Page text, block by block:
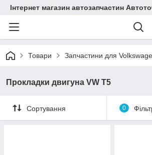
Інтернет магазин автозапчастин
Товари Запчастини для
Прокладки двигуна VW T5
Сортування 0